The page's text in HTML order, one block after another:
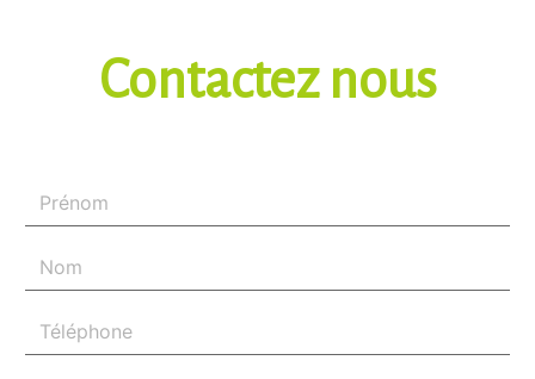
Contactez nous